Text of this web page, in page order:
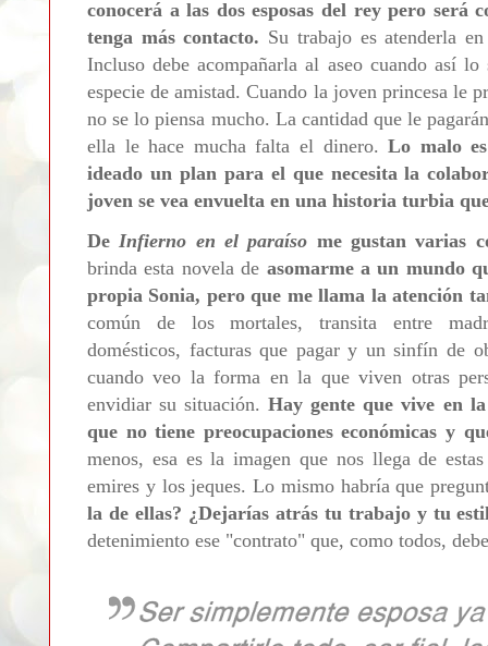
conocerá a las dos esposas del rey pero
tenga más contacto. Su trabajo es atenderla
Incluso debe acompañarla al aseo cuando así
especie de amistad. Cuando la joven princesa le
no se lo piensa mucho. La cantidad que le
ella le hace mucha falta el dinero.Lo malo
ideado un plan para el que necesita la
joven se vea envuelta en una historia turbia
De Infierno en el paraíso me gustan varias
brinda esta novela de asomarme a un mundo
propia Sonia, pero que me llama la atención
común de los mortales, transita entre
domésticos, facturas que pagar y un sinfín de
cuando veo la forma en la que viven otras
envidiar su situación.Hay gente que vive en
que no tiene preocupaciones económicas y
menos, esa es la imagen que nos llega de
emires y los jeques. Lo mismo habría que
la de ellas? ¿Dejarías atrás tu trabajo y tu
detenimiento ese "contrato" que, como todos,